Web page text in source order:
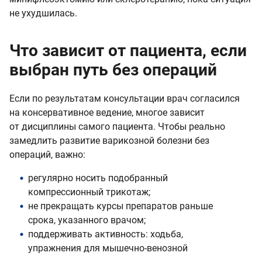
не ухудшилась.
Что зависит от пациента, если
выбран путь без операций
Если по результатам консультации врач согласился
на консервативное ведение, многое зависит
от дисциплины самого пациента. Чтобы реально
замедлить развитие варикозной болезни без
операций, важно:
регулярно носить подобранный
компрессионный трикотаж;
не прекращать курсы препаратов раньше
срока, указанного врачом;
поддерживать активность: ходьба,
упражнения для мышечно-венозной